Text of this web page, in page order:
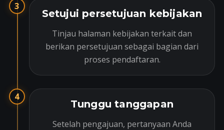
3
Setujui persetujuan kebijakan
Tinjau halaman kebijakan terkait dan
berikan persetujuan sebagai bagian dari
proses pendaftaran.
4
Tunggu tanggapan
Setelah pengajuan, pertanyaan Anda